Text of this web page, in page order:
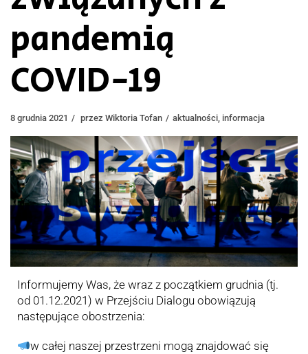
pandemią
COVID-19
8 grudnia 2021 przez Wiktoria Tofan aktualności informacja
Informujemy Was, że wraz z początkiem grudnia (tj.
od 01.12.2021) w Przejściu Dialogu obowiązują
następujące obostrzenia:
w całej naszej przestrzeni mogą znajdować się